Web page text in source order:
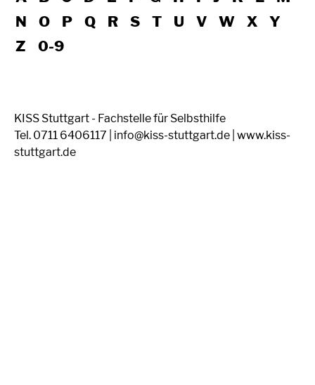
N
O P Q R S T U V W X
Y
Z
0-9
KISS Stuttgart - Fachstelle für Selbsthilfe
Tel. 0711 6406117 | info@kiss-stuttgart.de | www.kiss-
stuttgart.de